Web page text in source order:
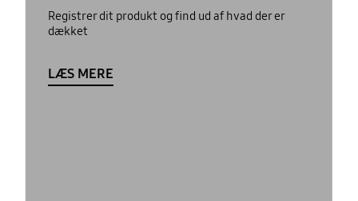
Registrer dit produkt og find ud af hvad der er
dækket
LÆS MERE